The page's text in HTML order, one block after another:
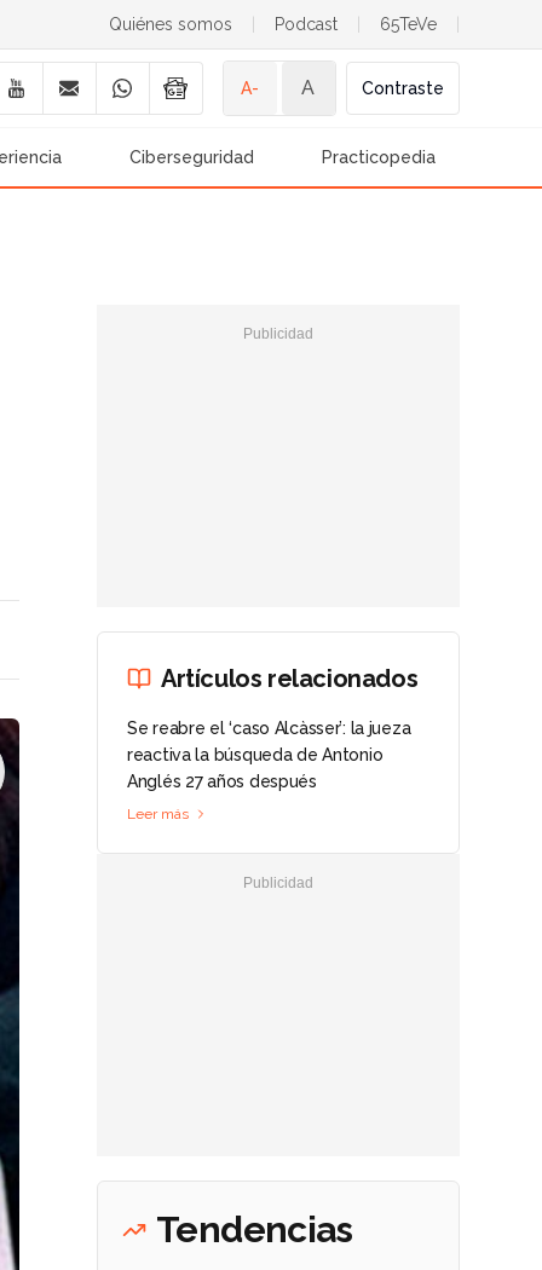
Quiénes somos Podcast 65TeVe
A- A Contraste
Ciberseguridad Practicopedia
Artículos relacionados
Se reabre el ‘caso Alcàsser’: la jueza
reactiva la búsqueda de Antonio
Anglés 27 años después
Leer más
Tendencias